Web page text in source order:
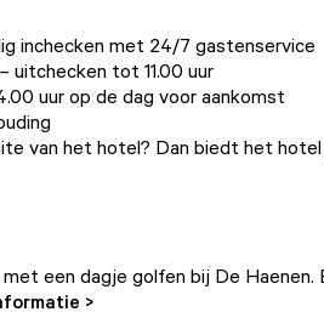
inchecken met 24/7 gastenservice
uitchecken tot 11.00 uur
uur op de dag voor aankomst
van het hotel? Dan biedt het
een dagje golfen bij De Haenen.
>